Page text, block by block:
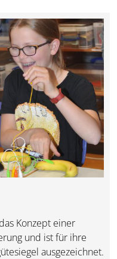
Konzept einer
und ist für ihre
ausgezeichnet.